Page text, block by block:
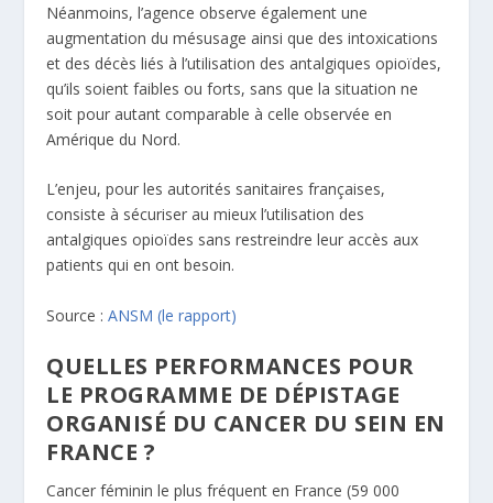
Néanmoins, l’agence observe également une
augmentation du mésusage ainsi que des intoxications
et des décès liés à l’utilisation des antalgiques opioïdes,
qu’ils soient faibles ou forts, sans que la situation ne
soit pour autant comparable à celle observée en
Amérique du Nord.
L’enjeu, pour les autorités sanitaires françaises,
consiste à sécuriser au mieux l’utilisation des
antalgiques opioïdes sans restreindre leur accès aux
patients qui en ont besoin.
Source :ANSM (le rapport)
QUELLES PERFORMANCES POUR
LE PROGRAMME DE DÉPISTAGE
ORGANISÉ DU CANCER DU SEIN EN
FRANCE ?
Cancer féminin le plus fréquent en France (59 000